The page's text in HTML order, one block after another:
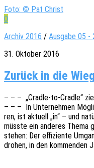
Foto: © Pat Christ
0
Archiv 2016 / Ausgabe 05 -
31. Oktober 2016
Zurück in die
– – – „Cradle-to-Cradle“
– – – In Unter­neh­men
ren, ist aktu­ell „in“ – und
müsste ein ande­res Thema
stehen: Der effi­zi­en­te
drohen, in den kommen­den